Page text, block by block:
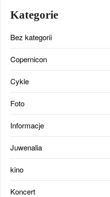
Kategorie
Bez kategorii
Copernicon
Cykle
Foto
Informacje
Juwenalia
kino
Koncert